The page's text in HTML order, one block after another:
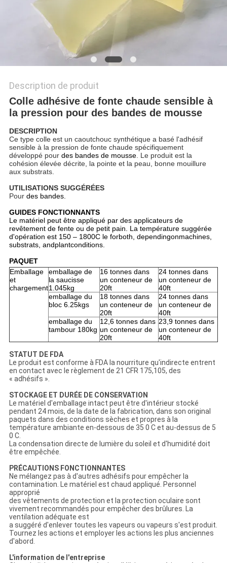
CONFIDENTIALITÉ
Description de produit
Colle adhésive de fonte chaude sensible à
la pression pour des bandes de mousse
DESCRIPTION
Ce type colle est un caoutchouc synthétique a basé l'adhésif
sensible à la pression de fonte chaude spécifiquement
développé pour des bandes de mousse. Le produit est la
cohésion élevée décrite, la pointe et la peau, bonne mouillure
aux substrats.
UTILISATIONS SUGGÉRÉES
Pour des bandes.
GUIDES FONCTIONNANTS
Le matériel peut être appliqué par des applicateurs de
revêtement de fente ou de petit pain. La température suggérée
d'opération est 150 – 1800C le forboth, dependingonmachines,
substrats, andplantconditions.
PAQUET
Emballage
et
chargement
emballage de
la saucisse
1.045kg
16 tonnes dans
un conteneur de
20ft
24 tonnes dans
un conteneur de
40ft
emballage du
bloc 6.25kgs
18 tonnes dans
un conteneur de
20ft
24 tonnes dans
un conteneur de
40ft
emballage du
tambour 180kg
12,6 tonnes dans
un conteneur de
20ft
23,9 tonnes dans
un conteneur de
40ft
STATUT DE FDA
Le produit est conforme à FDA la nourriture qu'indirecte entrent
en contact avec le règlement de 21 CFR 175,105, des
« adhésifs ».
STOCKAGE ET DURÉE DE CONSERVATION
Le matériel d'emballage intact peut être d'intérieur stocké
pendant 24 mois, de la date de la fabrication, dans son original
paquets dans des conditions sèches et propres à la
température ambiante en-dessous de 35 0 C et au-dessus de 5
0 C.
La condensation directe de lumière du soleil et d'humidité doit
être empêchée.
PRÉCAUTIONS FONCTIONNANTES
Ne mélangez pas à d'autres adhésifs pour empêcher la
contamination. Le matériel est chaud appliqué. Personnel
approprié
des vêtements de protection et la protection oculaire sont
vivement recommandés pour empêcher des brûlures. La
ventilation adéquate est
a suggéré d'enlever toutes les vapeurs ou vapeurs s'est produit.
Tournez les actions et employer les actions les plus anciennes
d'abord.
L'information de l'entreprise